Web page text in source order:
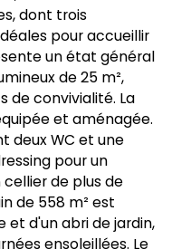
dont trois
pour accueillir
un état général
de 25 m²,
de convivialité. La
et aménagée.
deux WC et une
pour un
de plus de
de 558 m² est
d'un abri de jardin,
ensoleillées. Le